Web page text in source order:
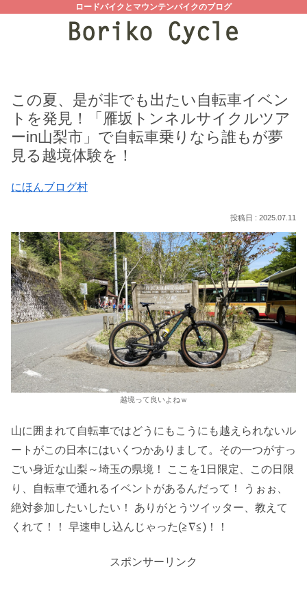
ロードバイクとマウンテンバイクのブログ
この夏、是が非でも出たい自転車イベン
トを発見！「雁坂トンネルサイクルツア
ーin山梨市」で自転車乗りなら誰もが夢
見る越境体験を！
にほんブログ村
2025.07.11
越境って良いよねｗ
山に囲まれて自転車ではどうにもこうにも越えられないル
ートがこの日本にはいくつかありまして。その一つがすっ
ごい身近な山梨～埼玉の県境！ ここを1日限定、この日限
り、自転車で通れるイベントがあるんだって！ うぉぉ、
絶対参加したいしたい！ ありがとうツイッター、教えて
くれて！！ 早速申し込んじゃった(≧∇≦)！！
スポンサーリンク